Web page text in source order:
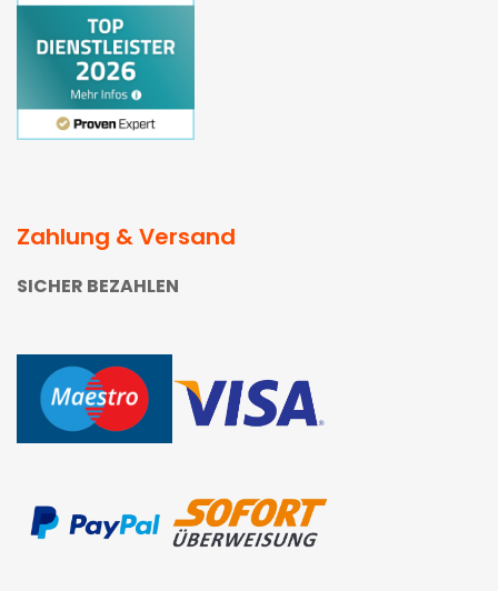
Zahlung & Versand
SICHER BEZAHLEN